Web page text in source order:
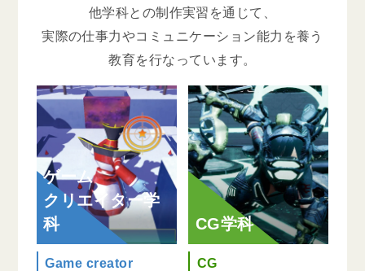
他学科との制作実習を通じて、
実際の仕事力やコミュニケーション能力を養う
教育を行なっています。
ゲーム
クリエイター学
科
Game creator
CG学科
CG